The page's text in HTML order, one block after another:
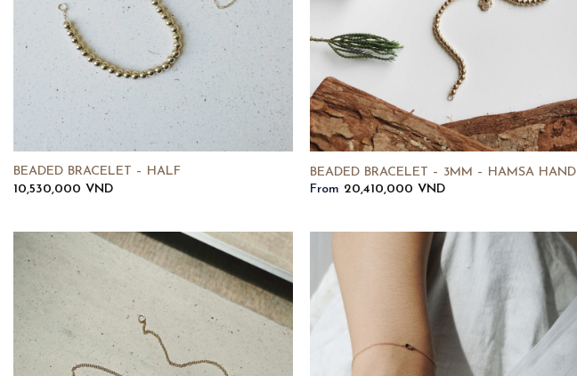
BEADED BRACELET – HALF
10,530,000 VND
BEADED BRACELET – 3MM – HAMSA HAND
From 20,410,000 VND